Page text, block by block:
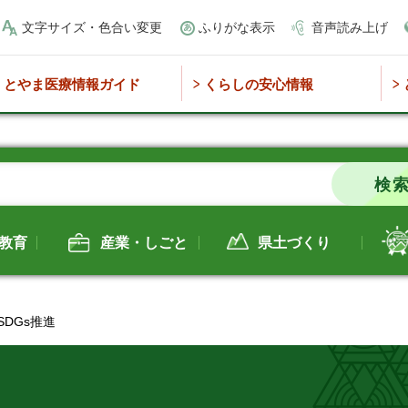
文字サイズ・色合い変更 ふりがな表示 音声読み上げ
とやま医療情報ガイド くらしの安心情報
育 産業・しごと 県土づくり
推進